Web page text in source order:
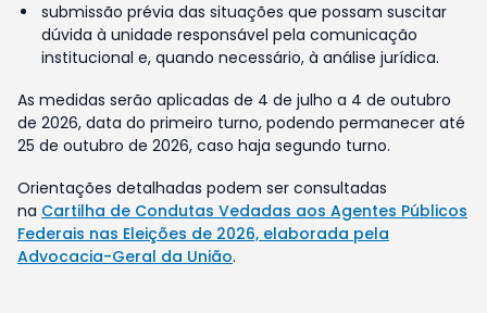
submissão prévia das situações que possam suscitar
dúvida à unidade responsável pela comunicação
institucional e, quando necessário, à análise jurídica.
As medidas serão aplicadas de 4 de julho a 4 de outubro
de 2026, data do primeiro turno, podendo permanecer até
25 de outubro de 2026, caso haja segundo turno.
Orientações detalhadas podem ser consultadas
na Cartilha de Condutas Vedadas aos Agentes Públicos
Federais nas Eleições de 2026, elaborada pela
Advocacia-Geral da União.